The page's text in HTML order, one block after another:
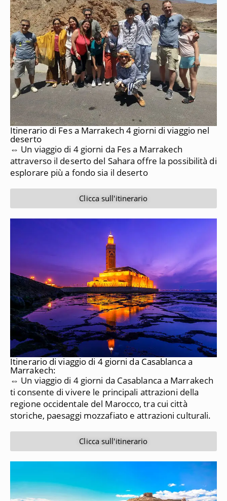
Itinerario di Fes a Marrakech 4 giorni di viaggio nel
deserto
⇔ Un viaggio di 4 giorni da Fes a Marrakech
attraverso il deserto del Sahara offre la possibilità di
esplorare più a fondo sia il deserto
Clicca sull'itinerario
Itinerario di viaggio di 4 giorni da Casablanca a
Marrakech:
⇔ Un viaggio di 4 giorni da Casablanca a Marrakech
ti consente di vivere le principali attrazioni della
regione occidentale del Marocco, tra cui città
storiche, paesaggi mozzafiato e attrazioni culturali.
Clicca sull'itinerario